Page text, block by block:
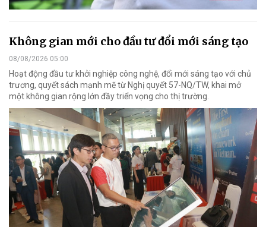
Không gian mới cho đầu tư đổi mới sáng tạo
08/08/2026 05:00
Hoạt động đầu tư khởi nghiệp công nghệ, đổi mới sáng tạo với chủ
trương, quyết sách mạnh mẽ từ Nghị quyết 57-NQ/TW, khai mở
một không gian rộng lớn đầy triển vọng cho thị trường.